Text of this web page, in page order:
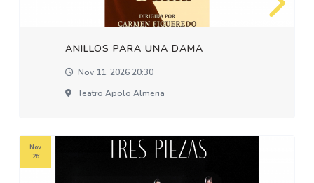
ANILLOS PARA UNA DAMA
Nov 11, 2026 20:30
Teatro Apolo Almeria
Nov
26